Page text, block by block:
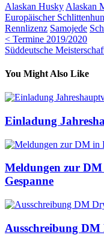
Alaskan Husky Alaskan
Europäischer
Rennlizenz Samojede
< Termine 2019/2020
Süddeutsche
You Might Also Like
Einladung
Meldungen zur
Gespanne
Ausschreibung